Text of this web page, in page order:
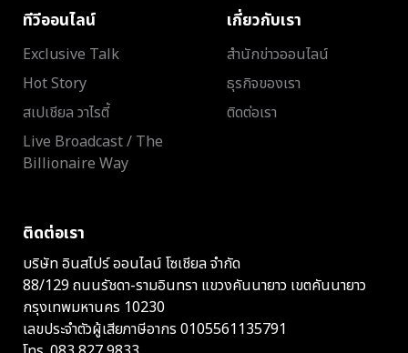
ทีวีออนไลน์
Exclusive Talk
Hot Story
สเปเชียล วาไรตี้
Live Broadcast / The
Billionaire Way
เกี่ยวกับเรา
สำนักข่าวออนไลน์
ธุรกิจของเรา
ติดต่อเรา
ติดต่อเรา
บริษัท อินสไปร์ ออนไลน์ โซเชียล จำกัด
88/129 ถนนรัชดา-รามอินทรา แขวงคันนายาว เขตคันนายาว
กรุงเทพมหานคร 10230
เลขประจำตัวผู้เสียภาษีอากร 0105561135791